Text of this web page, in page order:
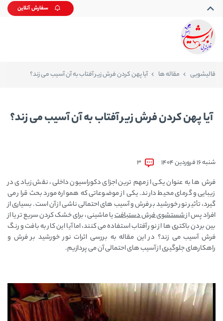
سفارش آنلاین
قالیشویی مقاله ها آیا پهن کردن فرش زیر آفتاب به آن آسیب می زند؟
آیا پهن کردن فرش زیر آفتاب به آن آسیب می زند؟
شنبه 16 فروردین 1404 3
فرش‌ ها به‌ عنوان یکی از مهم‌ ترین اجزای دکوراسیون داخلی، نقش زیادی در
زیبایی و گرمای محیط دارند. یکی از موضوعاتی که همواره مورد بحث قرار می‌
گیرد، تأثیر نور خورشید بر فرش و آسیب‌ های احتمالی ناشی از آن است. بسیاری از
افراد پس ازشستشوی فرش دستبافتیا ماشینی، برای خشک کردن سریع تر یا از
بین بردن باکتری‌ ها از نور آفتاب استفاده می‌ کنند، اما آیا این کار به بافت و رنگ
فرش آسیب می‌ زند؟ در این مقاله به بررسی اثرات نور خورشید بر فرش و
راهکارهای جلوگیری از آسیب‌ های احتمالی آن می‌ پردازیم.